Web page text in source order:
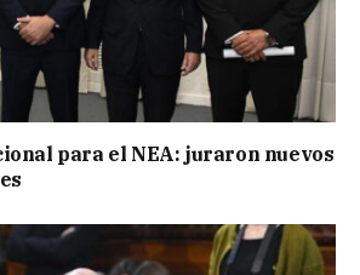
para el NEA: juraron nuevos